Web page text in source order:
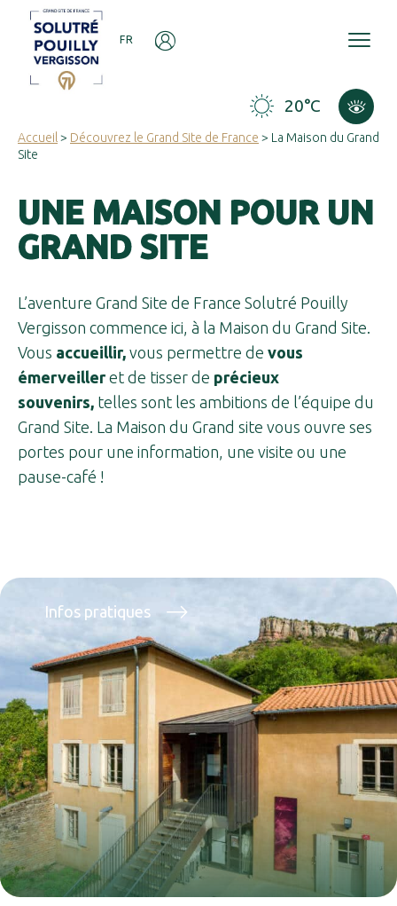
FR
20°C
Accueil > Découvrez le Grand Site de France > La Maison du Grand
Site
UNE MAISON POUR UN
GRAND SITE
L’aventure Grand Site de France Solutré Pouilly
Vergisson commence ici, à la Maison du Grand Site.
Vous accueillir, vous permettre de vous
émerveilleret de tisser de précieux
souvenirs, telles sont les ambitions de l’équipe du
Grand Site. La Maison du Grand site vous ouvre ses
portes pour une information, une visite ou une
pause-café !
Infos pratiques
Panneau de gestion des cookies